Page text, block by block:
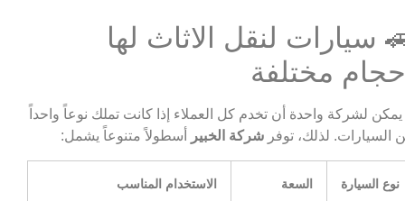
سيارات لنقل الاثاث لها
مختلفة
يمكن لشركة واحدة أن تخدم كل العملاء إذا كانت تملك نوعاً واحداً
السيارات. لذلك، توفر شركة الخبير أسطولاً متنوعاً يشمل:
نوع السيارة السعة الاستخدام المناسب